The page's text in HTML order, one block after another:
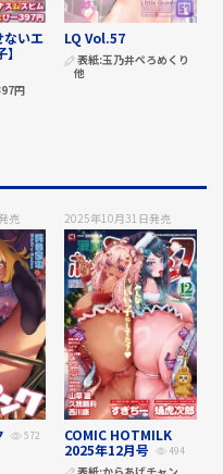
ないエ
円
LQ Vol.57
表紙:玉乃井ぺろめくり
他
発売
572
2025年10月31日発売
COMIC HOTMILK
2025年12月号
494